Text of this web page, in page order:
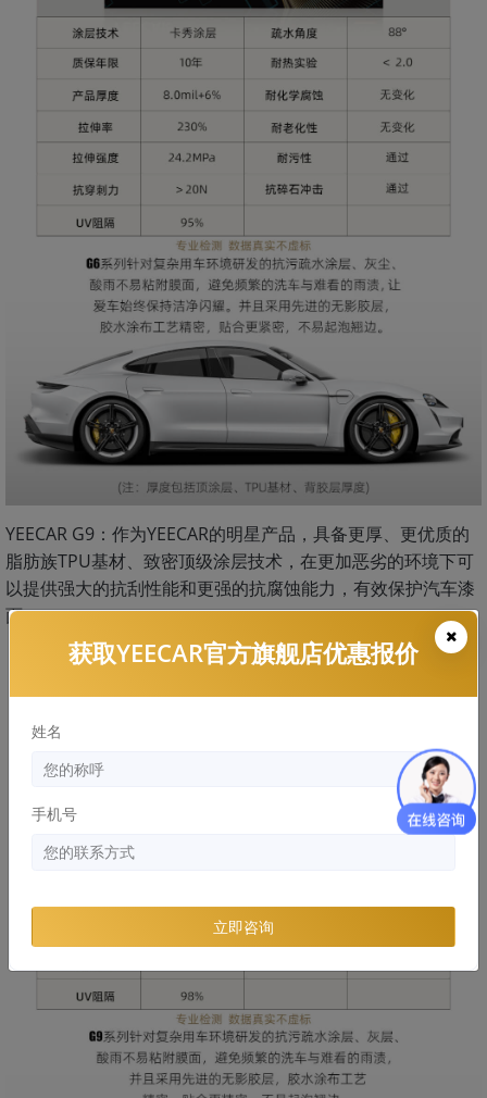
YEECAR G9：作为YEECAR的明星产品，具备更厚、更优质的
脂肪族TPU基材、致密顶级涂层技术，在更加恶劣的环境下可
以提供强大的抗刮性能和更强的抗腐蚀能力，有效保护汽车漆
面。
获取YEECAR官方旗舰店优惠报价
姓名
手机号
立即咨询